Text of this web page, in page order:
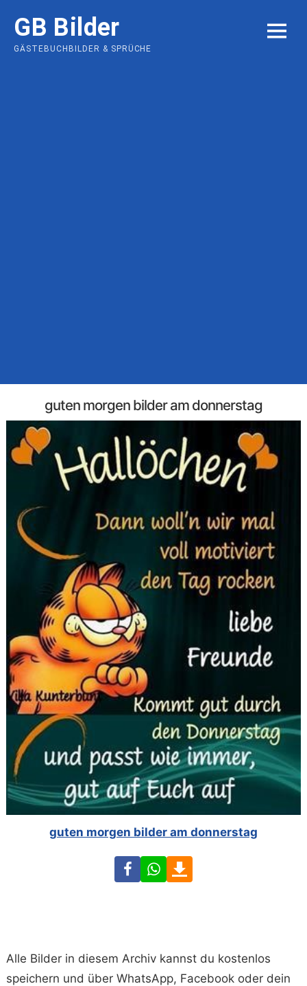
content
GB Bilder
GÄSTEBUCHBILDER & SPRÜCHE
MENU
guten morgen bilder am donnerstag
guten morgen bilder am donnerstag
FacebookWhatsApp
Alle Bilder in diesem Archiv kannst du kostenlos
speichern und über WhatsApp, Facebook oder dein